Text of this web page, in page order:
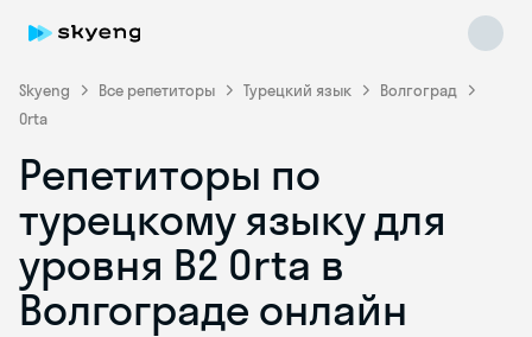
Skyeng Все репетиторы Турецкий язык
Волгоград
Orta
Репетиторы по
турецкому языку для
уровня B2 Orta в
Волгограде онлайн
Skyeng Chat
online